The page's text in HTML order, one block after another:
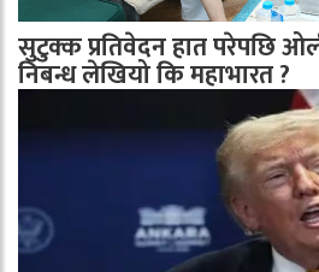
सुटुक्क प्रतिवेदन हात परेपछि
निबन्ध लेखियो कि महाभारत ?